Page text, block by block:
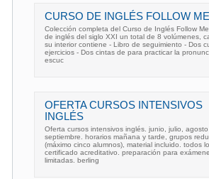
CURSO DE INGLÉS FOLLOW ME
Colección completa del Curso de Inglés Follow
de inglés del siglo XXI un total de 8 volúmenes,
su interior contiene - Libro de seguimiento - Dos
ejercicios - Dos cintas de para practicar la
escuc
OFERTA CURSOS INTENSIVOS
INGLÉS
Oferta cursos intensivos inglés. junio, julio,
septiembre. horarios mañana y tarde, grupos
(máximo cinco alumnos), material incluido. todos
certificado acreditativo. preparación para
limitadas. berling